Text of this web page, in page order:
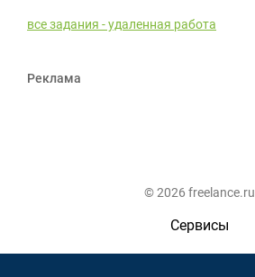
все задания - удаленная работа
Реклама
© 2026 freelance.ru
Сервисы
Помощь